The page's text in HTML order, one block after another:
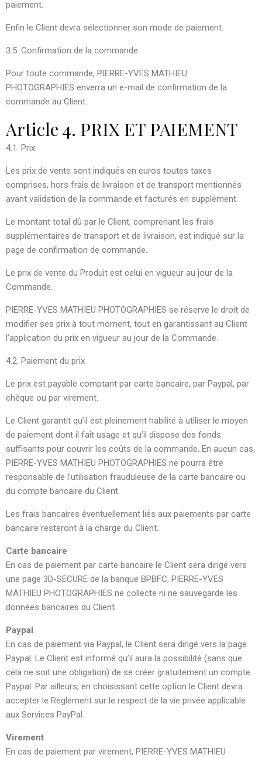
paiement.
Enfin le Client devra sélectionner son mode de paiement.
3.5. Confirmation de la commande
Pour toute commande, PIERRE-YVES MATHIEU
PHOTOGRAPHIES enverra un e-mail de confirmation de la
commande au Client.
Article 4. PRIX ET PAIEMENT
4.1. Prix
Les prix de vente sont indiqués en euros toutes taxes
comprises, hors frais de livraison et de transport mentionnés
avant validation de la commande et facturés en supplément.
Le montant total dû par le Client, comprenant les frais
supplémentaires de transport et de livraison, est indiqué sur la
page de confirmation de commande.
Le prix de vente du Produit est celui en vigueur au jour de la
Commande.
PIERRE-YVES MATHIEU PHOTOGRAPHIES se réserve le droit de
modifier ses prix à tout moment, tout en garantissant au Client
l’application du prix en vigueur au jour de la Commande.
4.2. Paiement du prix
Le prix est payable comptant par carte bancaire, par Paypal, par
chèque ou par virement.
Le Client garantit qu’il est pleinement habilité à utiliser le moyen
de paiement dont il fait usage et qu’il dispose des fonds
suffisants pour couvrir les coûts de la commande. En aucun cas,
PIERRE-YVES MATHIEU PHOTOGRAPHIES ne pourra être
responsable de l’utilisation frauduleuse de la carte bancaire ou
du compte bancaire du Client.
Les frais bancaires éventuellement liés aux paiements par carte
bancaire resteront à la charge du Client.
Carte bancaire
En cas de paiement par carte bancaire le Client sera dirigé vers
une page 3D-SECURE de la banque BPBFC, PIERRE-YVES
MATHIEU PHOTOGRAPHIES ne collecte ni ne sauvegarde les
données bancaires du Client.
Paypal
En cas de paiement via Paypal, le Client sera dirigé vers la page
Paypal. Le Client est informé qu’il aura la possibilité (sans que
cela ne soit une obligation) de se créer gratuitement un compte
Paypal. Par ailleurs, en choisissant cette option le Client devra
accepter le Règlement sur le respect de la vie privée applicable
aux Services PayPal.
Virement
En cas de paiement par virement, PIERRE-YVES MATHIEU